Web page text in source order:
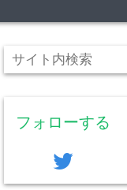
フォローする
twitter